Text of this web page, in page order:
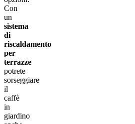
Con
un
sistema
di
riscaldamento
per
terrazze
potrete
sorseggiare
il
caffè
in
giardino